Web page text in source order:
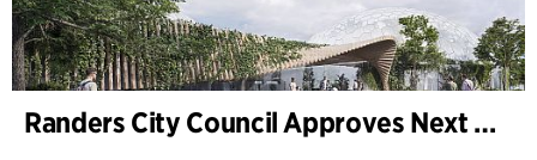
Randers City Council Approves Next Phase of Randers Regnskov (Tropical Zoo) Expansion